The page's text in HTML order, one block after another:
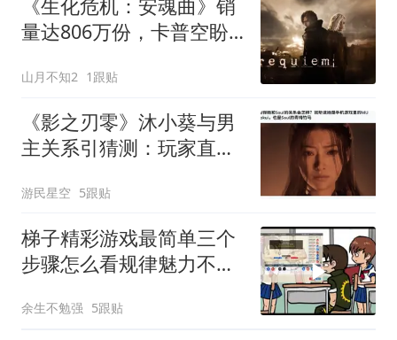
《生化危机：安魂曲》销
量达806万份，卡普空盼
山月不知2 1跟贴
《影之刃零》沐小葵与男
主关系引猜测：玩家直呼
游民星空 5跟贴
梯子精彩游戏最简单三个
步骤怎么看规律魅力不可
余生不勉强 5跟贴